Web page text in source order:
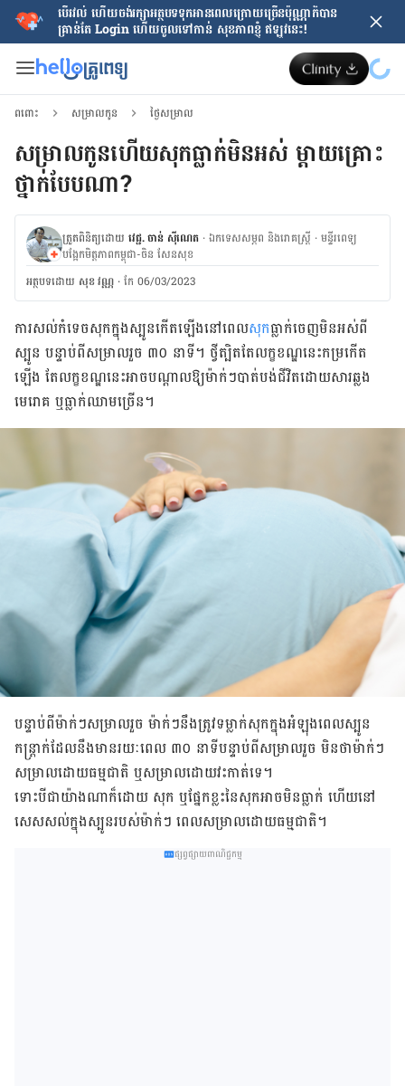
បើរវល់ ហើយចង់​រក្សាអត្ថបទទុកអានពេលក្រោយ​ច្រើនប៉ុណ្ណាក៏បាន
គ្រាន់តែ​ Login ហើយចូលទៅកាន់ សុខភាពខ្ញុំ ឥឡូវនេះ!
ពពោះ សម្រាលកូន ថ្ងៃសម្រាល
សម្រាលកូនហើយសុកធ្លាក់មិនអស់ ម្ដាយគ្រោះ
ថ្នាក់បែបណា?
ត្រួតពិនិត្យដោយ វេជ្ជ. ចាន់ ស៊ីណេត ·ឯកទេសសម្ភព និងរោគស្ត្រី ·ម​ន្ទីរពេទ្យ
បង្អែកមិត្តភាពកម្ពុជា-ចិន សែនសុខ
អត្ថបទ​ដោយ សុខ វណ្ណ ·កែ 06/03/2023
ការសល់កំទេចសុកក្នុងស្បូនកើតឡើងនៅពេលសុកធ្លាក់ចេញមិនអស់ពី
ស្បូន បន្ទាប់ពីសម្រាលរួច ៣០ នាទី។ ថ្វីត្បិតតែលក្ខខណ្ឌនេះកម្រកើត
ឡើង តែលក្ខខណ្ឌនេះអាច​បណ្តាល​ឱ្យម៉ាក់ៗបាត់បង់ជីវិតដោយសារឆ្លង
មេរោគ ឬធ្លាក់ឈាមច្រើន។
បន្ទាប់ពីម៉ាក់ៗសម្រាលរួច ម៉ាក់ៗនឹងត្រូវទម្លាក់សុកក្នុងអំឡុង​ពេលស្បូន​
កន្រ្តាក់​​ដែល​នឹង​មានរយៈពេល ៣០ នាទីបន្ទាប់ពីសម្រាលរួច មិនថាម៉ាក់ៗ
សម្រាលដោយធម្មជាតិ ឬសម្រាលដោយវះកាត់ទេ។
ទោះបីជាយ៉ាងណាក៏ដោយ សុក ឬផ្នែកខ្លះនៃសុកអាចមិនធ្លាក់ ហើយនៅ​
សេស​សល់​ក្នុងស្បូនរបស់ម៉ាក់ៗ ពេលសម្រាលដោយធម្មជាតិ។
ផ្សព្វផ្សាយពាណិជ្ជកម្ម